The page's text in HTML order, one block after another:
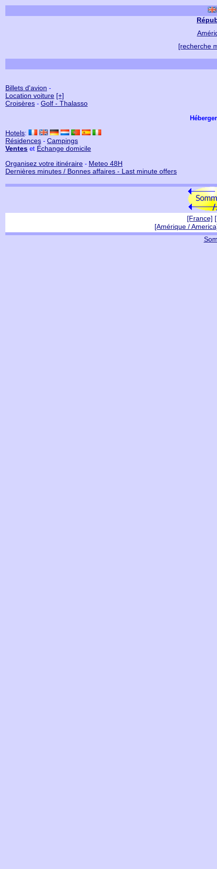
[recherche
Billets d'avion -
Location voiture [+]
Croisères - Golf - Thalasso
Hotels:
Résidences - Campings
Ventes et Échange domicile
Organisez votre itinéraire - Meteo 48H
Dernières minutes / Bonnes affaires - Last minute offers
[France]
[Amérique /